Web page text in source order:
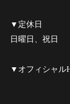
▼定休日
日曜日、祝日
▼オフィシャル